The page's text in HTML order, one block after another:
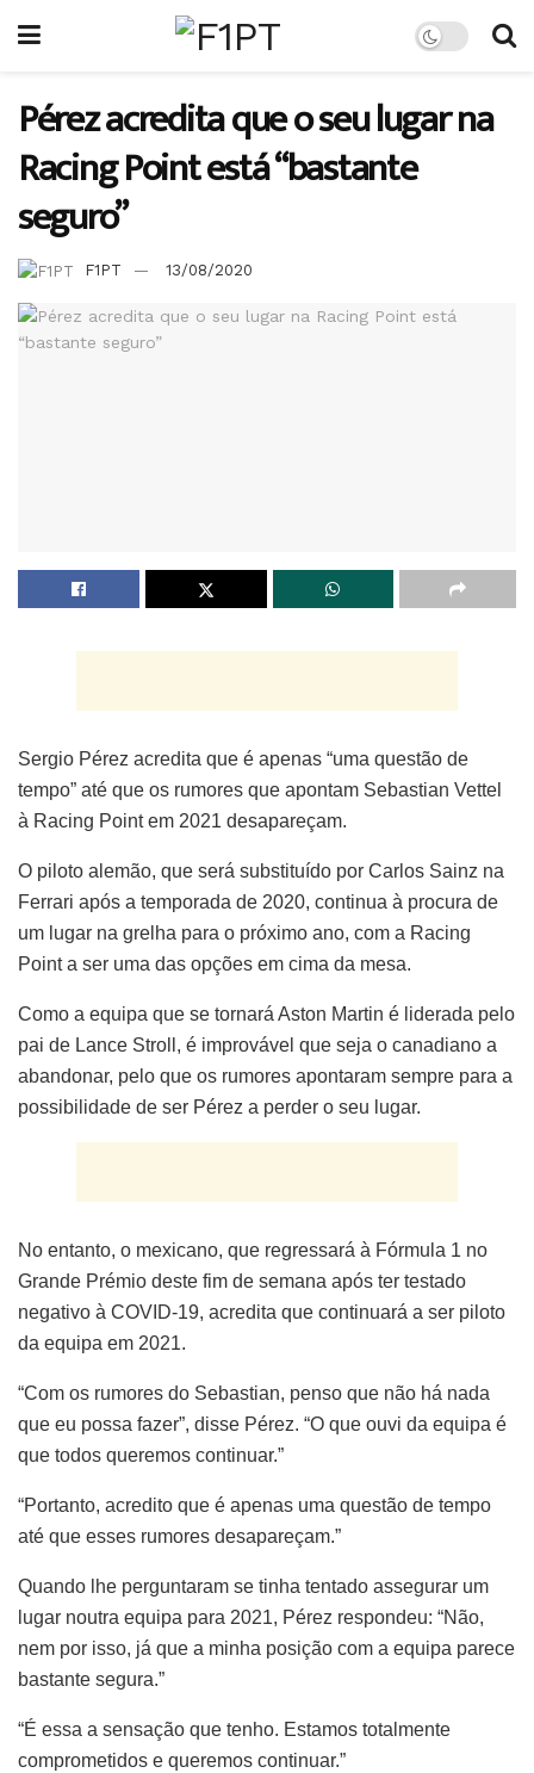
Pérez acredita que o seu lugar na
Racing Point está “bastante
seguro”
F1PT 13/08/2020
Sergio Pérez acredita que é apenas “uma questão de
tempo” até que os rumores que apontam Sebastian Vettel
à Racing Point em 2021 desapareçam.
O piloto alemão, que será substituído por Carlos Sainz na
Ferrari após a temporada de 2020, continua à procura de
um lugar na grelha para o próximo ano, com a Racing
Point a ser uma das opções em cima da mesa.
Como a equipa que se tornará Aston Martin é liderada pelo
pai de Lance Stroll, é improvável que seja o canadiano a
abandonar, pelo que os rumores apontaram sempre para a
possibilidade de ser Pérez a perder o seu lugar.
No entanto, o mexicano, que regressará à Fórmula 1 no
Grande Prémio deste fim de semana após ter testado
negativo à COVID-19, acredita que continuará a ser piloto
da equipa em 2021.
“Com os rumores do Sebastian, penso que não há nada
que eu possa fazer”, disse Pérez. “O que ouvi da equipa é
que todos queremos continuar.”
“Portanto, acredito que é apenas uma questão de tempo
até que esses rumores desapareçam.”
Quando lhe perguntaram se tinha tentado assegurar um
lugar noutra equipa para 2021, Pérez respondeu: “Não,
nem por isso, já que a minha posição com a equipa parece
bastante segura.”
“É essa a sensação que tenho. Estamos totalmente
comprometidos e queremos continuar.”